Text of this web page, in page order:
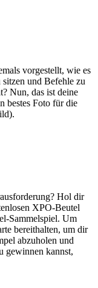
vorgestellt, wie es
und Befehle zu
Nun, das ist deine
bestes Foto für die
Hol dir
XPO-Beutel
Sammelspiel. Um
bereithalten, um dir
abzuholen und
gewinnen kannst,